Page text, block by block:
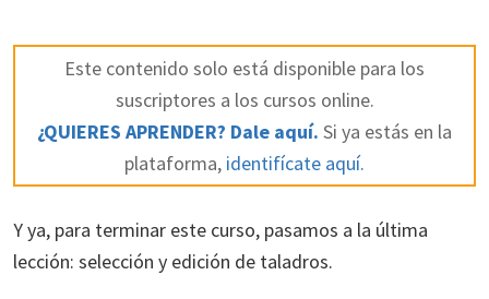
Este contenido solo está disponible para los
suscriptores a los cursos online.
¿QUIERES APRENDER? Dale aquí. Si ya estás en la
plataforma, identifícate aquí.
Y ya, para terminar este curso, pasamos a la última
lección: selección y edición de taladros.